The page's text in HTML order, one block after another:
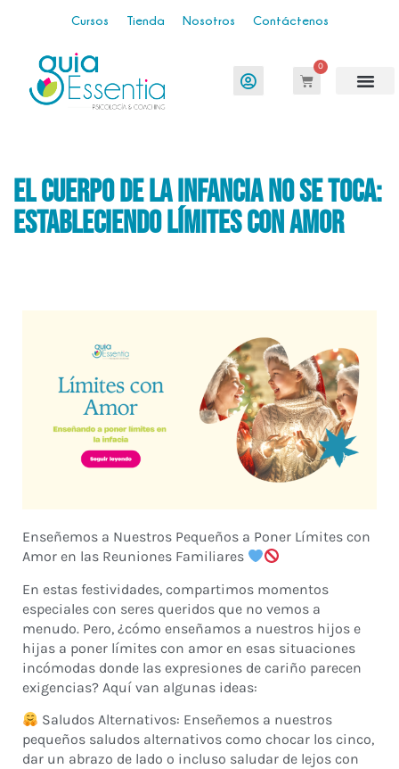
Cursos Tienda Nosotros Contáctenos
0
El cuerpo de la Infancia NO SE TOCA:
Estableciendo límites con amor
Enseñemos a Nuestros Pequeños a Poner Límites con
Amor en las Reuniones Familiares
En estas festividades, compartimos momentos
especiales con seres queridos que no vemos a
menudo. Pero, ¿cómo enseñamos a nuestros hijos e
hijas a poner límites con amor en esas situaciones
incómodas donde las expresiones de cariño parecen
exigencias? Aquí van algunas ideas:
Saludos Alternativos: Enseñemos a nuestros
pequeños saludos alternativos como chocar los cinco,
dar un abrazo de lado o incluso saludar de lejos con